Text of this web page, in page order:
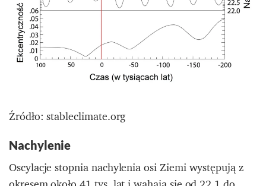
Źródło: stableclimate.org
Nachylenie
Oscylacje stopnia nachylenia osi Ziemi występują z